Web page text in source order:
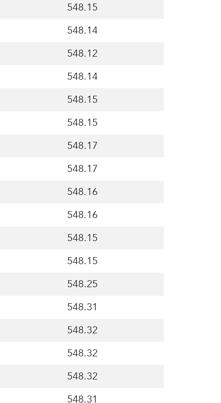
548.15
548.14
548.12
548.14
548.15
548.15
548.17
548.17
548.16
548.16
548.15
548.15
548.25
548.31
548.32
548.32
548.32
548.31